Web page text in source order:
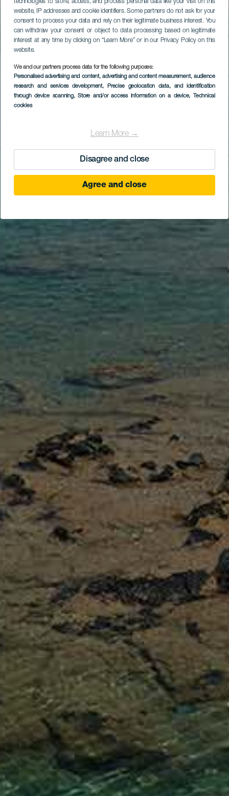
technologies to store, access, and process personal data like your visit on this
website, IP addresses and cookie identifiers. Some partners do not ask for your
consent to process your data and rely on their legitimate business interest. You
can withdraw your consent or object to data processing based on legitimate
interest at any time by clicking on “Learn More” or in our Privacy Policy on this
website.
We and our partners process data for the following purposes:
Personalised advertising and content, advertising and content measurement, audience
research and services development, Precise geolocation data, and identification
through device scanning, Store and/or access information on a device, Technical
cookies
Learn More →
Disagree and close
Agree and close